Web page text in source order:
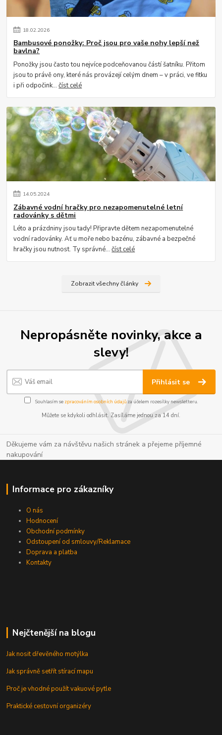
18.02.2026
Bambusové ponožky: Proč jsou pro vaše nohy lepší než
bavlna?
Ponožky jsou často tou nejvíce podceňovanou částí šatníku. Přitom
jsou to právě ony, které nás provázejí celým dnem – v práci, ve fitku
i při odpočink...číst celé
14.05.2024
Zábavné vodní hračky pro nezapomenutelné letní
radovánky s dětmi
Léto a prázdniny jsou tady! Připravte dětem nezapomenutelné
vodní radovánky. Ať u moře nebo bazénu, zábavné a bezpečné
hračky jsou nutnost. Ty správné...číst celé
Zobrazit všechny články
Nepropásněte novinky, akce a
slevy!
Přihlásit se
Souhlasím se zpracováním osobních údajůza účelem rozesílky newsletteru.
Můžete se kdykoli odhlásit. Zasíláme jednou za 14 dní.
Děkujeme vám za návštěvu našich stránek a přejeme příjemné
nakupování
Informace pro zákazníky
O nás
Hodnocení
Obchodní podmínky
Odstoupení od smlouvy/Reklamace
Doprava a platba
Kontakty
Nejčtenější na blogu
Jak nosit dřevěného motýlka
Jak správně setřít stírací mapu
Proč je vhodné použít vakuové pytle
Praktické cestovní organizéry